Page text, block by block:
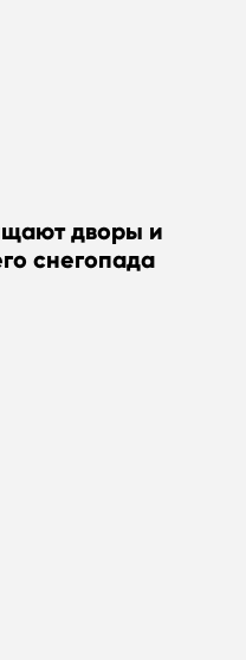
дворы и
снегопада